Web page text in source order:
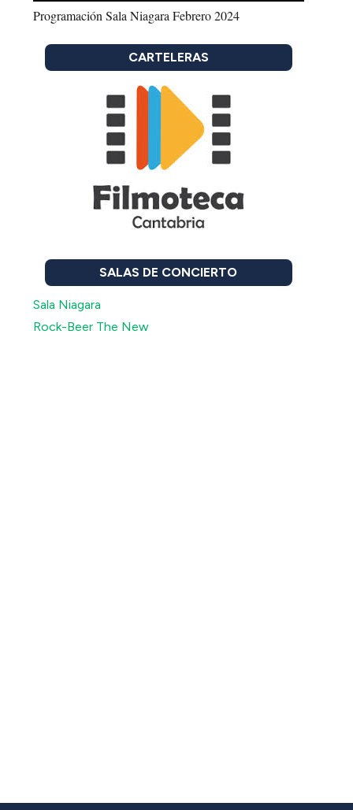
Programación Sala Niagara Febrero 2024
CARTELERAS
SALAS DE CONCIERTO
Sala Niagara
Rock-Beer The New